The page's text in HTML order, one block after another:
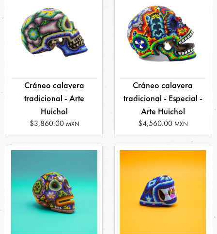
Cráneo calavera
tradicional - Arte
Huichol
$3,860.00 MXN
Cráneo calavera
tradicional - Especial -
Arte Huichol
$4,560.00 MXN